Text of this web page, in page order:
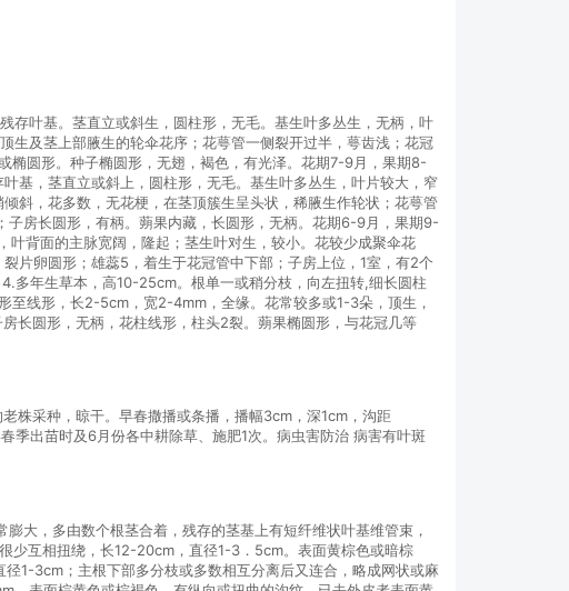
存叶基。茎直立或斜生，圆柱形，无毛。基生叶多丛生，无柄，叶
及茎上部腋生的轮伞花序；花萼管一侧裂开过半，萼齿浅；花冠
椭圆形。种子椭圆形，无翅，褐色，有光泽。花期7-9月，果期8-
基，茎直立或斜上，圆柱形，无毛。基生叶多丛生，叶片较大，窄
斜，花多数，无花梗，在茎顶簇生呈头状，稀腋生作轮状；花萼管
房长圆形，有柄。蒴果内藏，长圆形，无柄。花期6-9月，果期9-
背面的主脉宽阔，隆起；茎生叶对生，较小。花较少成聚伞花
片卵圆形；雄蕊5，着生于花冠管中下部；子房上位，1室，有2个
多年生草本，高10-25cm。根单一或稍分枝，向左扭转,细长圆柱
至线形，长2-5cm，宽2-4mm，全缘。花常较多或1-3朵，顶生，
长圆形，无柄，花柱线形，柱头2裂。蒴果椭圆形，与花冠几等
株采种，晾干。早春撒播或条播，播幅3cm，深1cm，沟距
季出苗时及6月份各中耕除草、施肥1次。病虫害防治 病害有叶斑
大，多由数个根茎合着，残存的茎基上有短纤维状叶基维管束，
少互相扭绕，长12-20cm，直径1-3．5cm。表面黄棕色或暗棕
1-3cm；主根下部多分枝或多数相互分离后又连合，略成网状或麻